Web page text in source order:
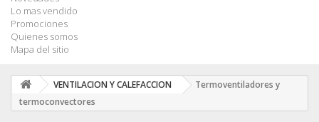
Lo mas vendido
Promociones
Quienes somos
Mapa del sitio
VENTILACION Y CALEFACCION
Termoventiladores y
termoconvectores